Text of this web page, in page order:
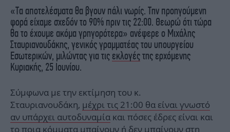
«Τα αποτελέσματα θα βγουν πάλι νωρίς. Την προηγούμενη
φορά είχαμε σχεδόν το 90% πριν τις 22:00. Θεωρώ ότι τώρα
θα το έχουμε ακόμα γρηγορότερα» ανέφερε ο Μιχάλης
Σταυριανουδάκης, γενικός γραμματέας του υπουργείου
Εσωτερικών, μιλώντας για τις εκλογέςτης ερχόμενης
Κυριακής, 25 Ιουνίου.
Σύμφωνα με την εκτίμηση του κ.
Σταυριανουδάκη, μέχρι τις 21:00 θα είναι γνωστό
αν υπάρχει αυτοδυναμία και πόσες έδρες είναι και
το ποια κόμματα μπαίνουν ή δεν μπαίνουν στη